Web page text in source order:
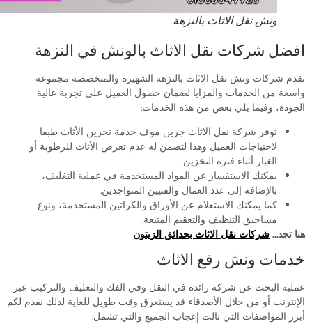
ونش نقل الاثاث بالنزهة
شركات نقل الاثاث بالونش في النزهة
شركات ونش نقل الاثاث بالنزهة الشهيرة والمتخصصة مجموعة
من الخدمات والمزايا لضمان حصول العميل على تجربة عالية
وفيما يلي بعض من هذه الخدمات:
توفر شركة نقل الاثاث جرين موف خدمة تخزين الأثاث طبقا
لاحتياجات العميل وهذا لتضمن له عدم تعرض الأثاث للرطوبة أو
الغبار أثناء فترة التخزين.
يمكنك الاستفسار عن المواد المستخدمة في عملية التغليف،
بالإضافة إلى عدد العمال والفنيين المتواجدين.
كما يمكنك الاستعلام عن الأوراق والكراتين المستخدمة، ونوع
مساحيق التنظيف والتعقيم المتبعة.
تجد…شركات نقل الاثاث بحدائق الزيتون
ونش رفع الاثاث
البحث عن شركة رائدة في النقل وفي الفك والتغليف والتركيب عبر
أو من خلال الأصدقاء قد يستغرق وقت طويل للغاية لذلك نقدم لكم
المواصفات التي نالت إعجاب الجميع والتي تشمل: